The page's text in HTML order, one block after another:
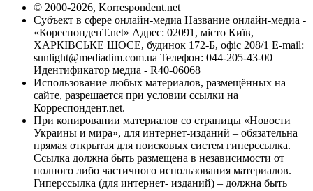
© 2000-2026, Korrespondent.net
Субъект в сфере онлайн-медиа Название онлайн-медиа -
«КореспонденТ.net» Адрес: 02091, місто Київ,
ХАРКІВСЬКЕ ШОСЕ, будинок 172-Б, офіс 208/1 E-mail:
sunlight@mediadim.com.ua Телефон: 044-205-43-00
Идентификатор медиа - R40-06068
Использование любых материалов, размещённых на
сайте, разрешается при условии ссылки на
Корреспондент.net.
При копировании материалов со страницы «Новости
Украины и мира», для интернет-изданий – обязательна
прямая открытая для поисковых систем гиперссылка.
Ссылка должна быть размещена в независимости от
полного либо частичного использования материалов.
Гиперссылка (для интернет- изданий) – должна быть